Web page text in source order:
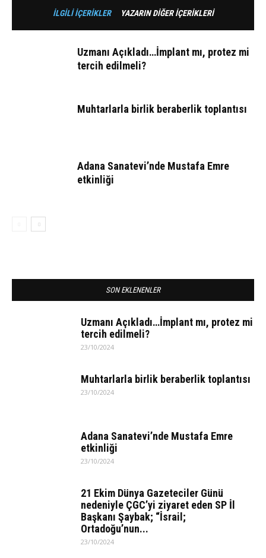
İLGİLİ İÇERİKLER YAZARIN DİĞER İÇERİKLERİ
Uzmanı Açıkladı…İmplant mı, protez mi
tercih edilmeli?
Muhtarlarla birlik beraberlik toplantısı
Adana Sanatevi’nde Mustafa Emre
etkinliği
SON EKLENENLER
Uzmanı Açıkladı…İmplant mı, protez mi
tercih edilmeli?
23/10/2024
Muhtarlarla birlik beraberlik toplantısı
23/10/2024
Adana Sanatevi’nde Mustafa Emre
etkinliği
23/10/2024
21 Ekim Dünya Gazeteciler Günü
nedeniyle ÇGC’yi ziyaret eden SP İl
Başkanı Şaybak; “İsrail;
Ortadoğu’nun...
23/10/2024